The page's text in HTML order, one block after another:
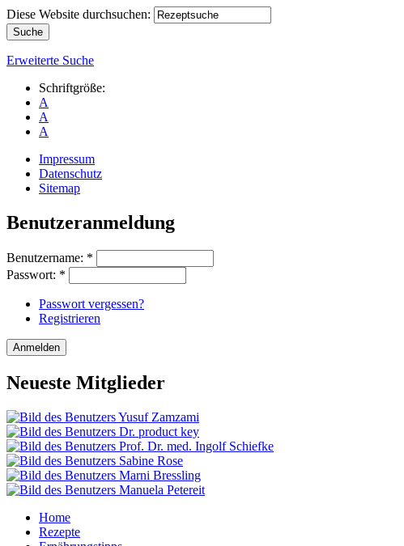
Diese Website durchsuchen:
Erweiterte Suche
Schriftgröße:
A
A
A
Impressum
Datenschutz
Sitemap
Benutzeranmeldung
Benutzername: *
Passwort: *
Passwort vergessen?
Registrieren
Neueste Mitglieder
Home
Rezepte